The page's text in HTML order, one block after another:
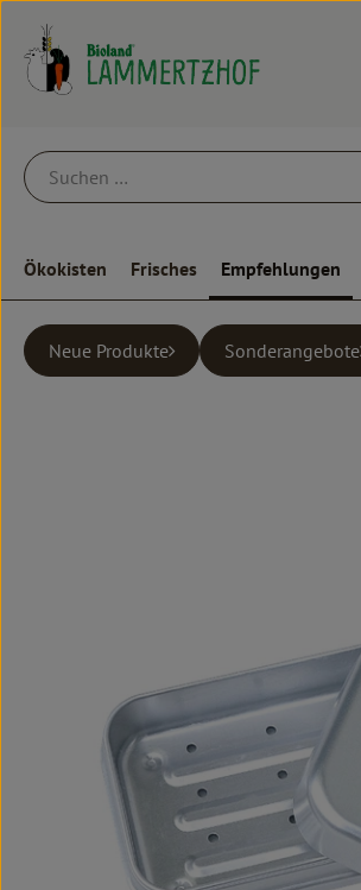
Ökokisten Frisches Empfehlungen
Neue Produkte Sonderangebote